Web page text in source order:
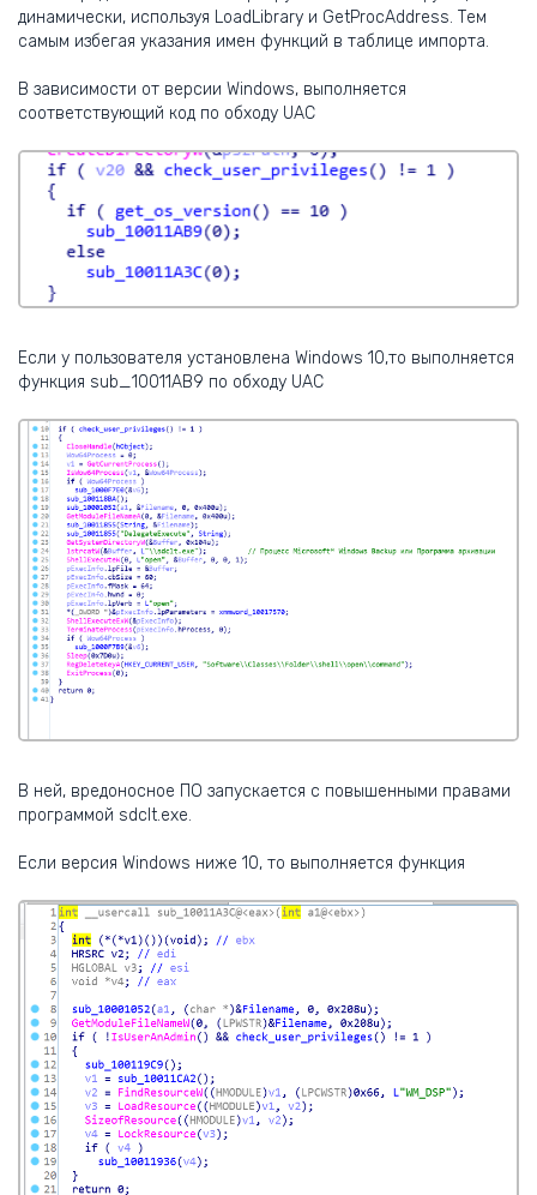
динамически, используя LoadLibrary и GetProcAddress. Тем
самым избегая указания имен функций в таблице импорта.
В зависимости от версии Windows, выполняется
соответствующий код по обходу UAC
Если у пользователя установлена Windows 10,то выполняется
функция sub_10011AB9 по обходу UAC
В ней, вредоносное ПО запускается с повышенными правами
программой sdclt.exe.
Если версия Windows ниже 10, то выполняется функция